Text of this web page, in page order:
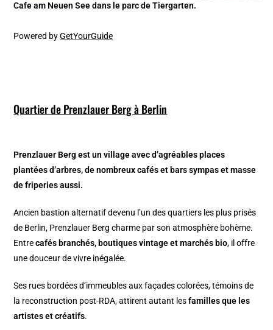
Cafe am Neuen See dans le parc de Tiergarten.
Powered byGetYourGuide
Quartier de Prenzlauer Berg à Berlin
Prenzlauer Berg est un village avec d’agréables places
plantées d’arbres, de nombreux cafés et bars sympas et masse
de friperies aussi.
Ancien bastion alternatif devenu l’un des quartiers les plus prisés
de Berlin, Prenzlauer Berg charme par son atmosphère bohème.
Entrecafés branchés, boutiques vintage et marchés bio, il offre
une douceur de vivre inégalée.
Ses rues bordées d’immeubles aux façades colorées, témoins de
la reconstruction post-RDA, attirent autant lesfamilles que les
artistes et créatifs.